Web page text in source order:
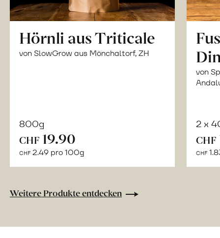
Hörnli aus Triticale
von SlowGrow aus Mönchaltorf, ZH
800g
CHF 19.90
CHF 2.49 pro 100g
von
2 x
CHF
CHF
Weitere Produkte entdecken